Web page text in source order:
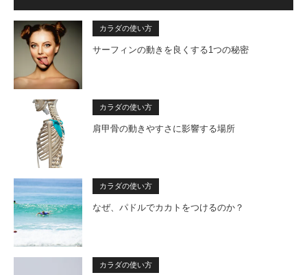
カラダの使い方
サーフィンの動きを良くする1つの秘密
カラダの使い方
肩甲骨の動きやすさに影響する場所
カラダの使い方
なぜ、パドルでカカトをつけるのか？
カラダの使い方